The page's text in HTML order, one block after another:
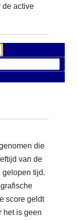
de active
die
van de
gelopen tijd.
score geldt
het is geen